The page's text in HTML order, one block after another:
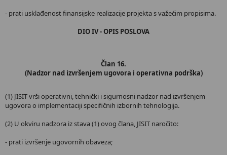
- prati usklađenost finansijske realizacije projekta s važećim propisima.
DIO IV - OPIS POSLOVA
Član 16.
(Nadzor nad izvršenjem ugovora i operativna podrška)
(1) JISIT vrši operativni, tehnički i sigurnosni nadzor nad izvršenjem
ugovora o implementaciji specifičnih izbornih tehnologija.
(2) U okviru nadzora iz stava (1) ovog člana, JISIT naročito:
- prati izvršenje ugovornih obaveza;